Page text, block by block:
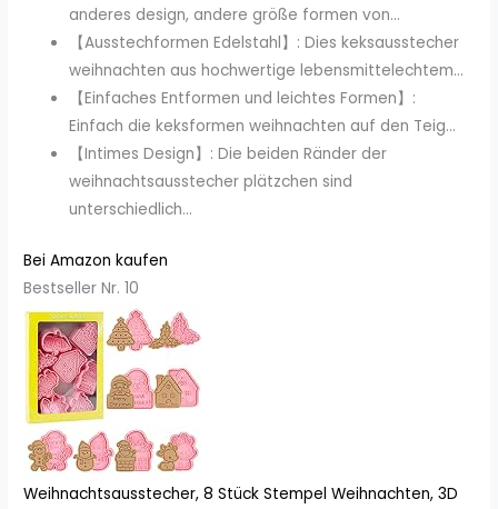
anderes design, andere größe formen von...
【Ausstechformen Edelstahl】: Dies keksausstecher
weihnachten aus hochwertige lebensmittelechtem...
【Einfaches Entformen und leichtes Formen】:
Einfach die keksformen weihnachten auf den Teig...
【Intimes Design】: Die beiden Ränder der
weihnachtsausstecher plätzchen sind
unterschiedlich...
Bei Amazon kaufen
Bestseller Nr. 10
Weihnachtsausstecher, 8 Stück Stempel Weihnachten, 3D